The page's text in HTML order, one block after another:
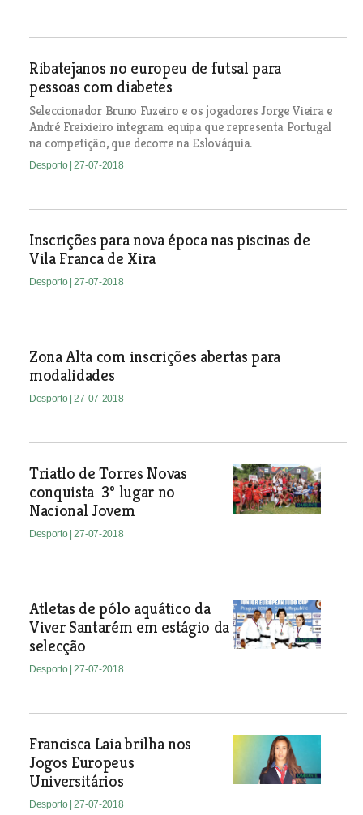
Ribatejanos no europeu de futsal para
pessoas com diabetes
Seleccionador Bruno Fuzeiro e os jogadores Jorge Vieira e
André Freixieiro integram equipa que representa Portugal
na competição, que decorre na Eslováquia.
Desporto | 27-07-2018
Inscrições para nova época nas piscinas de
Vila Franca de Xira
Desporto | 27-07-2018
Zona Alta com inscrições abertas para
modalidades
Desporto | 27-07-2018
Triatlo de Torres Novas
conquista 3º lugar no
Nacional Jovem
Desporto | 27-07-2018
Atletas de pólo aquático da
Viver Santarém em estágio da
selecção
Desporto | 27-07-2018
Francisca Laia brilha nos
Jogos Europeus
Universitários
Desporto | 27-07-2018